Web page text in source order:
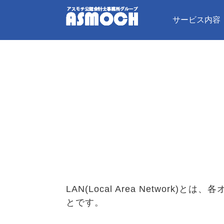
サービス内容
LAN(Local Area Network)とは、各
とです。